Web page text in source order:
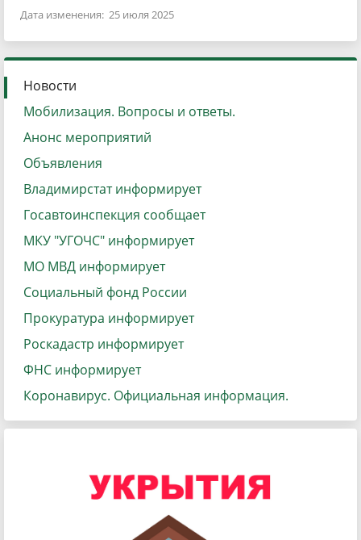
Дата изменения: 25 июля 2025
Новости
Мобилизация. Вопросы и ответы.
Анонс мероприятий
Объявления
Владимирстат информирует
Госавтоинспекция сообщает
МКУ "УГОЧС" информирует
МО МВД информирует
Социальный фонд России
Прокуратура информирует
Роскадастр информирует
ФНС информирует
Коронавирус. Официальная информация.